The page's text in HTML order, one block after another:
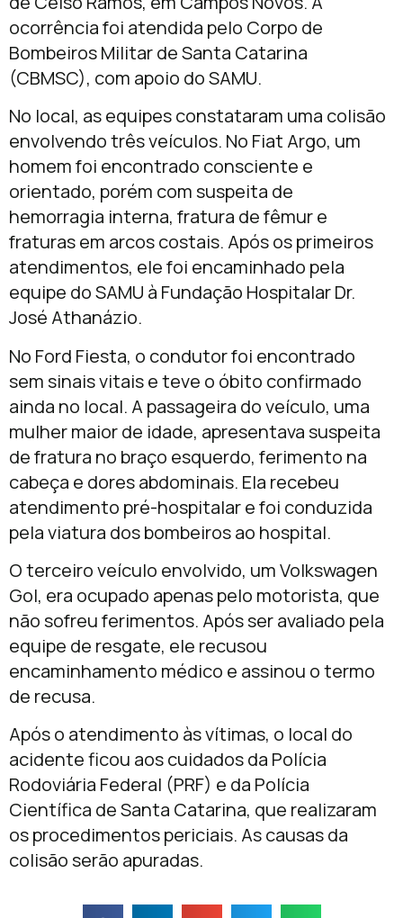
ocorrência foi atendida pelo Corpo de
Bombeiros Militar de Santa Catarina
(CBMSC), com apoio do SAMU.
No local, as equipes constataram uma colisão
envolvendo três veículos. No Fiat Argo, um
homem foi encontrado consciente e
orientado, porém com suspeita de
hemorragia interna, fratura de fêmur e
fraturas em arcos costais. Após os primeiros
atendimentos, ele foi encaminhado pela
equipe do SAMU à Fundação Hospitalar Dr.
José Athanázio.
No Ford Fiesta, o condutor foi encontrado
sem sinais vitais e teve o óbito confirmado
ainda no local. A passageira do veículo, uma
mulher maior de idade, apresentava suspeita
de fratura no braço esquerdo, ferimento na
cabeça e dores abdominais. Ela recebeu
atendimento pré-hospitalar e foi conduzida
pela viatura dos bombeiros ao hospital.
O terceiro veículo envolvido, um Volkswagen
Gol, era ocupado apenas pelo motorista, que
não sofreu ferimentos. Após ser avaliado pela
equipe de resgate, ele recusou
encaminhamento médico e assinou o termo
de recusa.
Após o atendimento às vítimas, o local do
acidente ficou aos cuidados da Polícia
Rodoviária Federal (PRF) e da Polícia
Científica de Santa Catarina, que realizaram
os procedimentos periciais. As causas da
colisão serão apuradas.